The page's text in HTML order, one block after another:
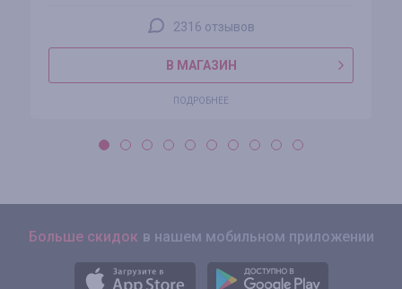
2316 отзывов
В МАГАЗИН
ПОДРОБНЕЕ
Больше скидок в нашем мобильном приложении